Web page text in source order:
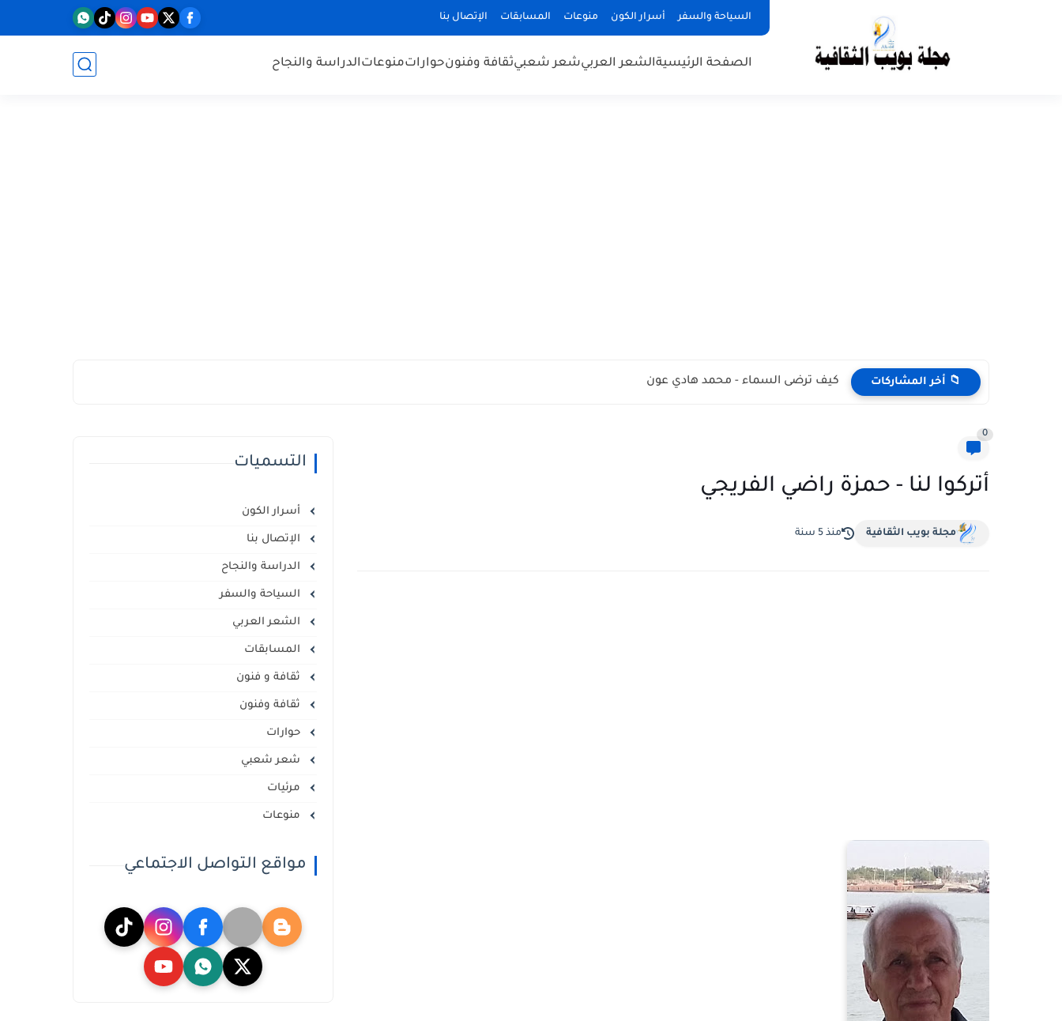
السياحة والسفر أسرار الكون منوعات المسابقات الإتصال بنا
الصفحة الرئيسيةالشعر العربيشعر شعبيثقافة وفنونحواراتمنوعاتالدراسة والنجاح
📁 أخر المشاركات كيف ترضى السماء - محمد هادي عون
0
أتركوا لنا - حمزة راضي الفريجي
مجلة بويب الثقافية منذ 5 سنة
التسميات
أسرار الكون
الإتصال بنا
الدراسة والنجاح
السياحة والسفر
الشعر العربي
المسابقات
ثقافة و فنون
ثقافة وفنون
حوارات
شعر شعبي
مرئيات
منوعات
مواقع التواصل الاجتماعي